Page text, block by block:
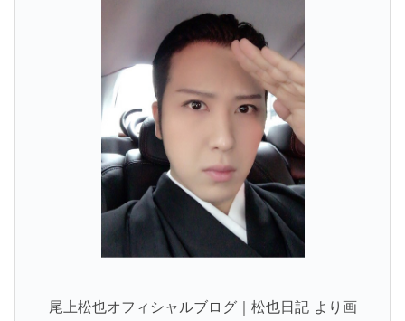
尾上松也オフィシャルブログ｜松也日記 より画